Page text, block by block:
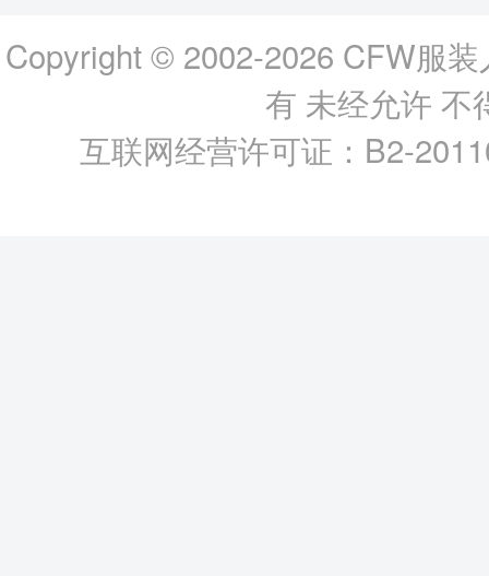
Copyright © 2002-2026 CFW服
有 未经允许 不
互联网经营许可证：B2-